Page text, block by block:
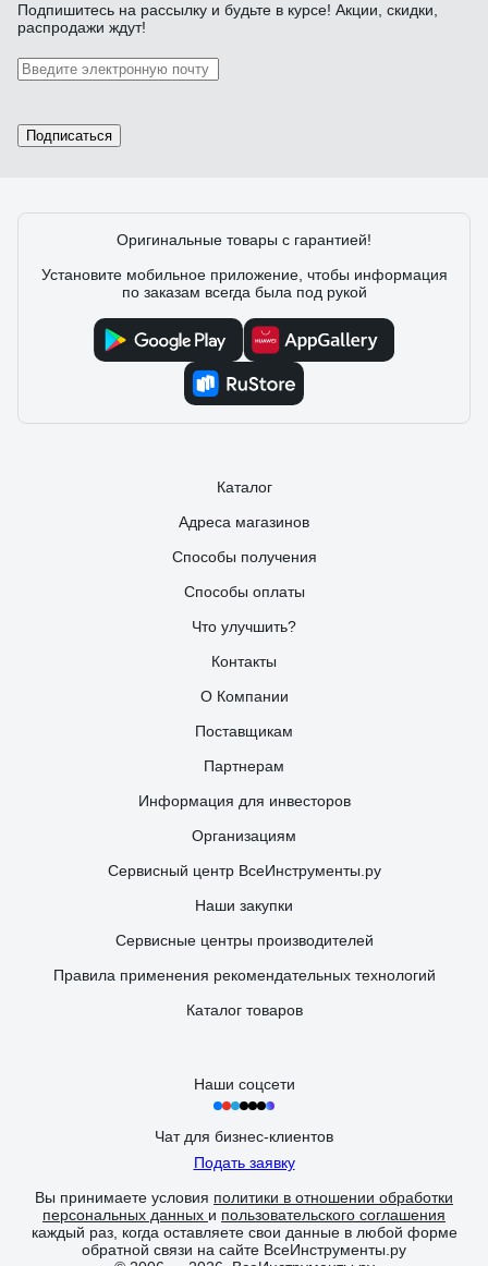
Подпишитесь на рассылку и будьте в курсе! Акции, скидки,
распродажи ждут!
Подписаться
Оригинальные товары с гарантией!
Установите мобильное приложение, чтобы информация
по заказам всегда была под рукой
Каталог
Адреса магазинов
Способы получения
Способы оплаты
Что улучшить?
Контакты
О Компании
Поставщикам
Партнерам
Информация для инвесторов
Организациям
Сервисный центр ВсеИнструменты.ру
Наши закупки
Сервисные центры производителей
Правила применения рекомендательных технологий
Каталог товаров
Наши соцсети
Чат для бизнес-клиентов
Подать заявку
Вы принимаете условия политики в отношении обработки
персональных данных и пользовательского соглашения
каждый раз, когда оставляете свои данные в любой форме
обратной связи на сайте ВсеИнструменты.ру